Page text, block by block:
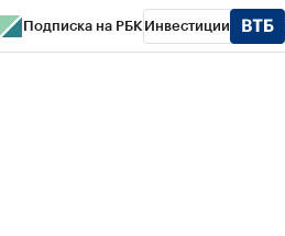
Подписка на РБК Инвестиции